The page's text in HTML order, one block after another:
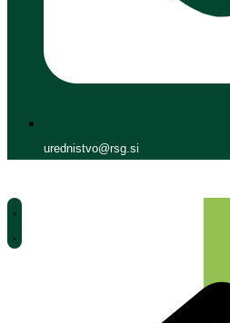
urednistvo@rsg.si